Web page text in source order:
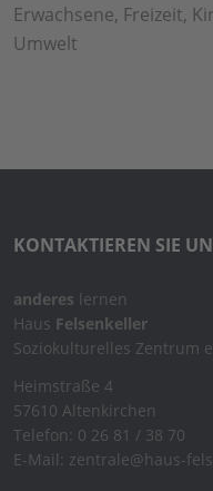
Erwachsene, Freizeit,
Umwelt
KONTAKTIEREN SIE
anderes lernen
Haus Felsenkeller
Soziokulturelles Zentrum
Heimstraße 4
57610 Altenkirchen
Telefon: 0 26 81 / 38 70
E-Mail: zentrale@haus-